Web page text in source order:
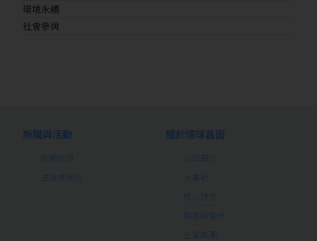
環境永續
社會參與
新聞與活動
新聞訊息
法說會訊息
關於環球晶圓
公司簡介
大事紀
核心理念
願景與使命
企業集團